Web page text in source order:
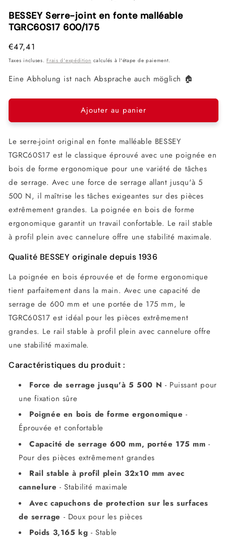
dans
une
fenêtre
dans
une
BESSEY Serre-joint en fonte malléable
TGRC60S17 600/175
Prix
habituel
€47,41
Taxes incluses.Frais d'expédition calculés à l'étape de paiement.
Eine Abholung ist nach Absprache auch möglich 🏠
Ajouter au panier
Le serre-joint original en fonte malléable BESSEY
TGRC60S17 est le classique éprouvé avec une poignée en
bois de forme ergonomique pour une variété de tâches
de serrage. Avec une force de serrage allant jusqu'à 5
500 N, il maîtrise les tâches exigeantes sur des pièces
extrêmement grandes. La poignée en bois de forme
ergonomique garantit un travail confortable. Le rail stable
à profil plein avec cannelure offre une stabilité maximale.
Qualité BESSEY originale depuis 1936
La poignée en bois éprouvée et de forme ergonomique
tient parfaitement dans la main. Avec une capacité de
serrage de 600 mm et une portée de 175 mm, le
TGRC60S17 est idéal pour les pièces extrêmement
grandes. Le rail stable à profil plein avec cannelure offre
une stabilité maximale.
Caractéristiques du produit :
Force de serrage jusqu'à 5 500 N - Puissant pour
une fixation sûre
Poignée en bois de forme ergonomique -
Éprouvée et confortable
Capacité de serrage 600 mm, portée 175 mm -
Pour des pièces extrêmement grandes
Rail stable à profil plein 32x10 mm avec
cannelure - Stabilité maximale
Avec capuchons de protection sur les surfaces
de serrage - Doux pour les pièces
Poids 3,165 kg - Stable